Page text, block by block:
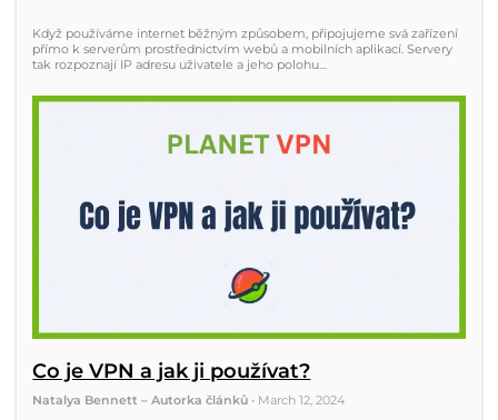
Když používáme internet běžným způsobem, připojujeme svá zařízení
přímo k serverům prostřednictvím webů a mobilních aplikací. Servery
tak rozpoznají IP adresu uživatele a jeho polohu…
Co je VPN a jak ji používat?
Natalya Bennett – Autorka článků • March 12, 2024